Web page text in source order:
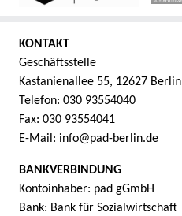
KONTAKT
Geschäftsstelle
Kastanienallee 55, 12627 Berlin
Telefon: 030 93554040
Fax: 030 93554041
E-Mail: info@pad-berlin.de
BANKVERBINDUNG
Kontoinhaber: pad gGmbH
Bank: Bank für Sozialwirtschaft